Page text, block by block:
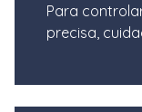
Para
precisa,